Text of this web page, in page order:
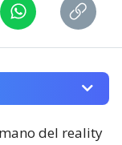
del reality